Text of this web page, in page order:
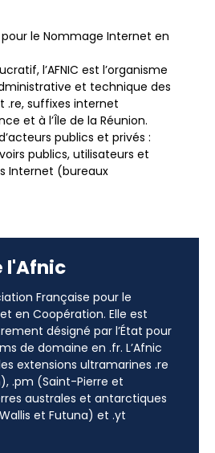
le Nommage Internet en
l’AFNIC est l’organisme
et technique des
.re, suffixes internet
et à l’Île de la Réunion.
publics et privés :
publics, utilisateurs et
Internet (bureaux
l'Afnic
Française pour le
en Coopération. Elle est
désigné par l’État pour
de domaine en .fr. L’Afnic
extensions ultramarines .re
.pm (Saint-Pierre et
australes et antarctiques
et Futuna) et .yt